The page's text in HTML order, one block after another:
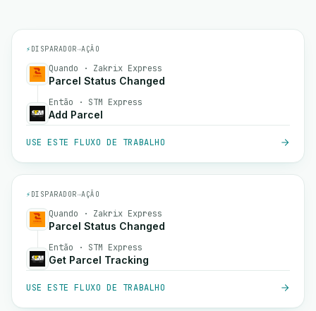
⚡ DISPARADOR→AÇÃO
Quando · Zakrix Express
Parcel Status Changed
Então · STM Express
Add Parcel
USE ESTE FLUXO DE TRABALHO
⚡ DISPARADOR→AÇÃO
Quando · Zakrix Express
Parcel Status Changed
Então · STM Express
Get Parcel Tracking
USE ESTE FLUXO DE TRABALHO